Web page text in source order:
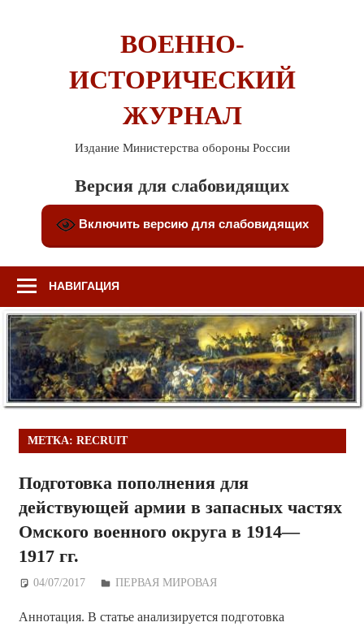
ВОЕННО-
ИСТОРИЧЕСКИЙ
ЖУРНАЛ
Издание Министерства обороны России
Версия для слабовидящих
Включить версию для слабовидящих
НАВИГАЦИЯ
МЕТКА: RECRUIT
Подготовка пополнения для
действующей армии в запасных частях
Омского военного округа в 1914—
1917 гг.
04/07/2017 Дежурный по Редакции
ПЕРВАЯ МИРОВАЯ
Аннотация. В статье анализируется подготовка